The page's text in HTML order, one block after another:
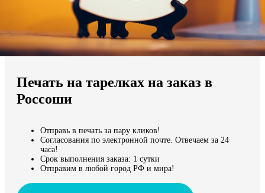
Мы доставляем по всему миру
Продолжить без города
Печать на тарелках на заказ в
Россоши
Отправь в печать за пару кликов!
Согласования по электронной почте. Отвечаем за 24
часа!
Срок выполнения заказа: 1 сутки
Отправим в любой город РФ и мира!